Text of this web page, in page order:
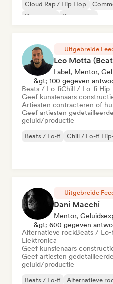
Cloud Rap / Hip Hop
Dance pop
Droompop
Uitgebreide
Leo Motta
Label, Mentor,
&gt; 100 gegeven
Beats / Lo-fiChill / Lo-fi
Geef kunstenaars
Artiesten contracteren of
Geef artiesten
geluid/productie
Beats / Lo-fi Chill / Lo-fi
Uitgebreide
Dani Macchi
Mentor,
&gt; 600 gegeven
Alternatieve rockBeats / Lo-
Elektronica
Geef kunstenaars
Geef artiesten
geluid/productie
Beats / Lo-fi Alternatieve